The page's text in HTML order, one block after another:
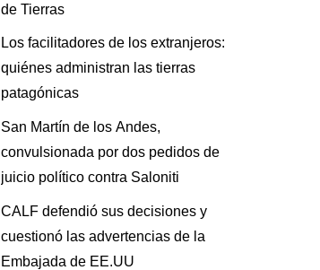
de Tierras
Los facilitadores de los extranjeros:
quiénes administran las tierras
patagónicas
San Martín de los Andes,
convulsionada por dos pedidos de
juicio político contra Saloniti
CALF defendió sus decisiones y
cuestionó las advertencias de la
Embajada de EE.UU